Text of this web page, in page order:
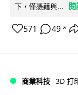
下，僅憑藉與...
571 49 ↗
商業科技 3D 打